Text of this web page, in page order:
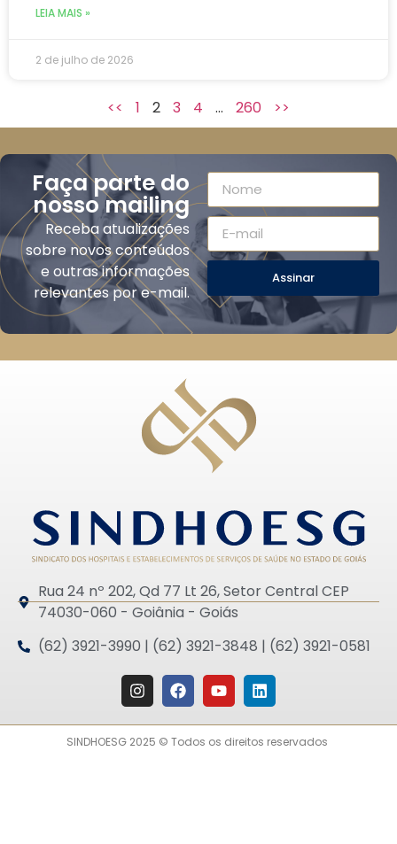
LEIA MAIS »
2 de julho de 2026
<< 1 2 3 4 … 260 >>
Faça parte do
nosso mailing
Receba atualizações
sobre novos conteúdos
e outras informações
relevantes por e-mail.
Assinar
Rua 24 nº 202, Qd 77 Lt 26, Setor Central CEP
74030-060 - Goiânia - Goiás
(62) 3921-3990 | (62) 3921-3848 | (62) 3921-0581
SINDHOESG 2025 © Todos os direitos reservados